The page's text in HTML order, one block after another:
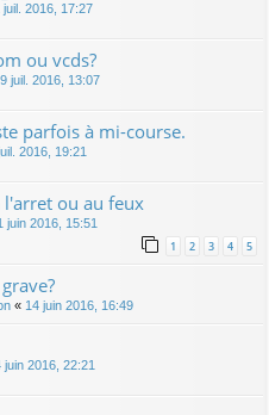
juil. 2016, 17:27
ou vcds?
juil. 2016, 13:07
parfois à mi-course.
2016, 19:21
l'arret ou au feux
juin 2016, 15:51
1 2 3 4 5
« 14 juin 2016, 16:49
juin 2016, 22:21